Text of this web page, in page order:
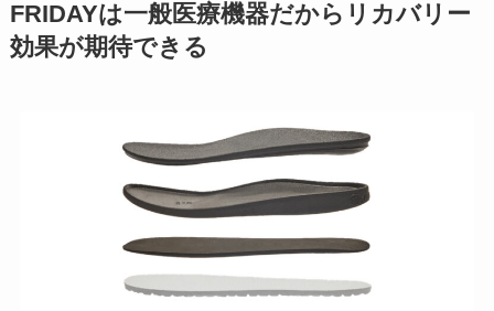
FRIDAYは一般医療機器だからリカバリー
効果が期待できる